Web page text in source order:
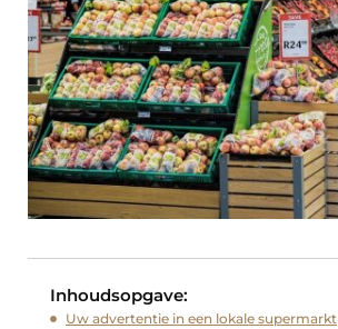
Inhoudsopgave:
Uw advertentie in een lokale supermarkt